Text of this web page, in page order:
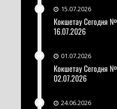
15.07.2026
Кокшетау Сегодня
16.07.2026
01.07.2026
Кокшетау Сегодня
02.07.2026
24.06.2026